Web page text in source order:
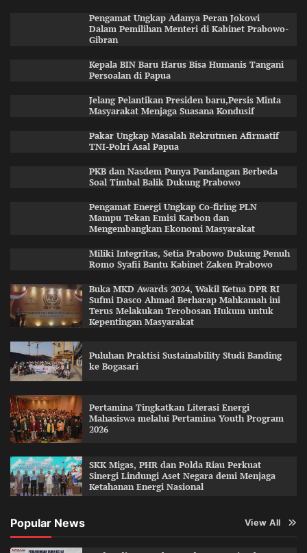
Pengamat Ungkap Adanya Peran Jokowi
Dalam Pemilihan Menteri di Kabinet Prabowo-
Gibran
Kepala BIN Baru Harus Bisa Humanis Tangani
Persoalan di Papua
Jelang Pelantikan Presiden baru,Persis Minta
Masyarakat Menjaga Suasana Kondusif
Pakar Ungkap Masalah Rekrutmen Afirmatif
TNI-Polri Asal Papua
PKB dan Nasdem Punya Pandangan Berbeda
Soal Timbal Balik Dukung Prabowo
Pengamat Energi Ungkap Co-firing PLN
Mampu Tekan Emisi Karbon dan
Mengembangkan Ekonomi Masyarakat
Miliki Integritas, Setia Prabowo Dukung Penuh
Romo Syafii Bantu Kabinet Zaken Prabowo
Buka MKD Awards 2024, Wakil Ketua DPR RI
Sufmi Dasco Ahmad Berharap Mahkamah ini
Terus Melakukan Terobosan Hukum untuk
Kepentingan Masyarakat
Puluhan Praktisi Sustainability Studi Banding
ke Bogasari
Pertamina Tingkatkan Literasi Energi
Mahasiswa melalui Pertamina Youth Program
2026
SKK Migas, PHR dan Polda Riau Perkuat
Sinergi Lindungi Aset Negara demi Menjaga
Ketahanan Energi Nasional
Popular News View All